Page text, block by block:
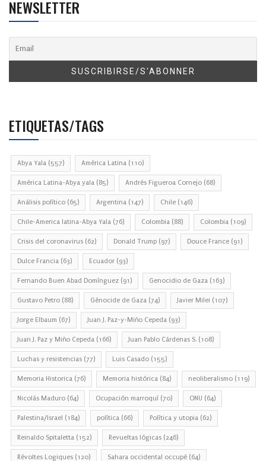
NEWSLETTER
ETIQUETAS/TAGS
Abya Yala (557) América Latina (110)
América Latina-Abya yala (85) Andrés Figueroa Cornejo (68)
Análisis político (65) Argentina (147) Chile (146)
Chile-America latina-Abya Yala (76) Colombia (88) Colombia (109)
Crisis del coronavirus (62) Donald Trump (97) Douce France (91)
Dulce Francia (63) Ecuador (93)
Fernando Buen Abad Domínguez (91) Genocidio de Gaza (163)
Gustavo Petro (88) Génocide de Gaza (74) Javier Milei (107)
Jorge Elbaum (67) Juan J. Paz-y-Miño Cepeda (93)
Juan J. Paz y Miño Cepeda (166) Juan Pablo Cárdenas S. (108)
Luchas y resistencias (77) Luis Casado (155)
Memoria Historica (76) Memoria histórica (84) neoliberalismo (119)
Nicolás Maduro (64) Ocupación marroquí (70) ONU (64)
Palestina/Israel (184) política (66) Política y utopia (62)
Reinaldo Spitaletta (152) Revueltas lógicas (246)
Révoltes Logiques (120) Sahara occidental occupé (64)